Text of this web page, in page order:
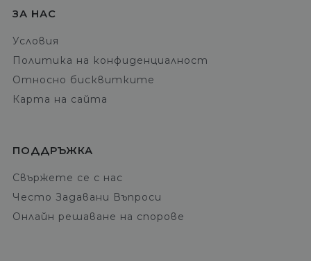
ЗА НАС
Условия
Политика на конфиденциалност
Относно бисквитките
Карта на сайта
ПОДДРЪЖКА
Свържете се с нас
Често Задавани Въпроси
Онлайн решаване на спорове